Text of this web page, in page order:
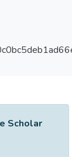
Scholar